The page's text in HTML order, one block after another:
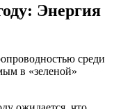
Энергия
среди
в «зеленой»